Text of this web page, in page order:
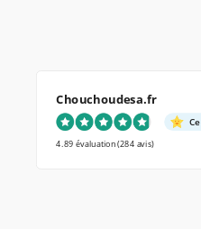
Chouchoudesa.fr
4.89 évaluation(284 avis)